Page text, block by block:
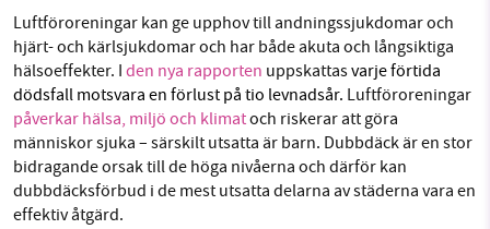
Luftföroreningar kan ge upphov till andningssjukdomar och
hjärt- och kärlsjukdomar och har både akuta och långsiktiga
hälsoeffekter. I den nya rapporten uppskattasvarje förtida
dödsfall motsvara en förlust på tio levnadsår. Luftföroreningar
påverkar hälsa, miljö och klimatoch riskerar att göra
människor sjuka – särskilt utsatta är barn. Dubbdäck är en stor
bidragande orsak till de höga nivåerna och därför kan
dubbdäcksförbud i de mest utsatta delarna av städerna vara en
effektiv åtgärd.
nyhetsbevakning och granskningar. Nu vill vi
utveckla vårt arbete – och vi hoppas att du
vill hjälpa oss.
Stötta vårt arbete genom att swisha en slant till
1231368703